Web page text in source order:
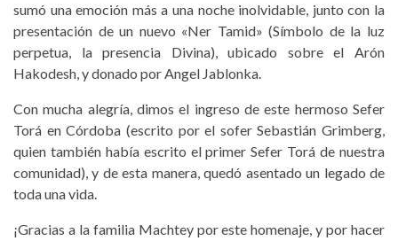
sumó una emoción más a una noche inolvidable, junto con la
presentación de un nuevo «Ner Tamid» (Símbolo de la luz
perpetua, la presencia Divina), ubicado sobre el Arón
Hakodesh, y donado por Angel Jablonka.
Con mucha alegría, dimos el ingreso de este hermoso Sefer
Torá en Córdoba (escrito por el sofer Sebastián Grimberg,
quien también había escrito el primer Sefer Torá de nuestra
comunidad), y de esta manera, quedó asentado un legado de
toda una vida.
¡Gracias a la familia Machtey por este homenaje, y por hacer